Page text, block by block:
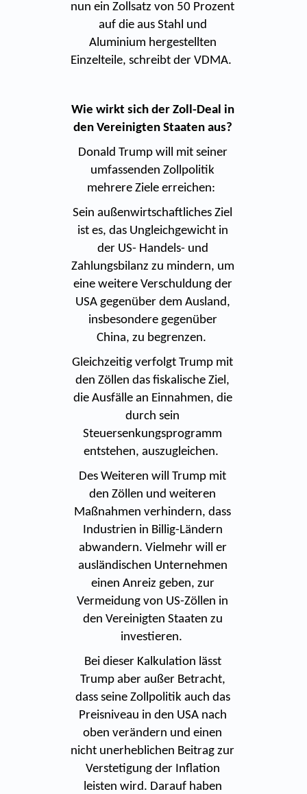
nun ein Zollsatz von 50 Prozent
auf die aus Stahl und
Aluminium hergestellten
Einzelteile, schreibt der VDMA.
Wie wirkt sich der Zoll-Deal in
den Vereinigten Staaten aus?
Donald Trump will mit seiner
umfassenden Zollpolitik
mehrere Ziele erreichen:
Sein außenwirtschaftliches Ziel
ist es, das Ungleichgewicht in
der US- Handels- und
Zahlungsbilanz zu mindern, um
eine weitere Verschuldung der
USA gegenüber dem Ausland,
insbesondere gegenüber
China, zu begrenzen.
Gleichzeitig verfolgt Trump mit
den Zöllen das fiskalische Ziel,
die Ausfälle an Einnahmen, die
durch sein
Steuersenkungsprogramm
entstehen, auszugleichen.
Des Weiteren will Trump mit
den Zöllen und weiteren
Maßnahmen verhindern, dass
Industrien in Billig-Ländern
abwandern. Vielmehr will er
ausländischen Unternehmen
einen Anreiz geben, zur
Vermeidung von US-Zöllen in
den Vereinigten Staaten zu
investieren.
Bei dieser Kalkulation lässt
Trump aber außer Betracht,
dass seine Zollpolitik auch das
Preisniveau in den USA nach
oben verändern und einen
nicht unerheblichen Beitrag zur
Verstetigung der Inflation
leisten wird. Darauf haben